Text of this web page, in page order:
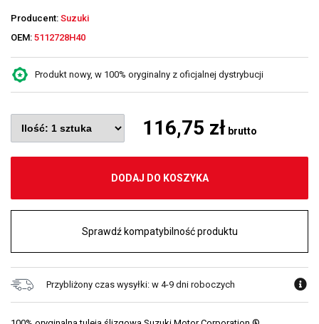
Producent: Suzuki
OEM: 5112728H40
Produkt nowy, w 100% oryginalny z oficjalnej dystrybucji
116,75 zł brutto
DODAJ DO KOSZYKA
Sprawdź kompatybilność produktu
Przybliżony czas wysyłki: w 4-9 dni roboczych